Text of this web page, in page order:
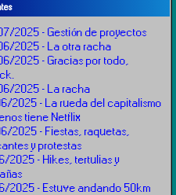
2025 - Gestión de proyectos
2025 - La otra racha
2025 - Gracias por todo,
2025 - La racha
2025 - La rueda del capitalismo
tiene Netflix
2025 - Fiestas, raquetas,
y protestas
2025 - Hikes, tertulias y
2025 - Estuve andando 50km